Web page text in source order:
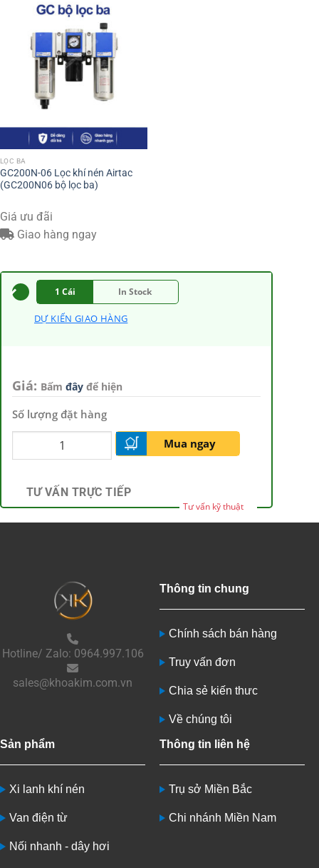
LỌC BA
GC200N-06 Lọc khí nén Airtac
(GC200N06 bộ lọc ba)
Giá ưu đãi
Giao hàng ngay
1 Cái In Stock
DỰ KIẾN GIAO HÀNG
Giá: Bấm đây để hiện
Số lượng đặt hàng
Mua ngay
TƯ VẤN TRỰC TIẾP
Tư vấn kỹ thuật
Hotline/ Zalo: 0964.997.106
sales@khoakim.com.vn
Thông tin chung
Chính sách bán hàng
Truy vấn đơn
Chia sẻ kiến thưc
Về chúng tôi
Sản phẩm
Xi lanh khí nén
Van điện từ
Nối nhanh - dây hơi
Thông tin liên hệ
Trụ sở Miền Bắc
Chi nhánh Miền Nam